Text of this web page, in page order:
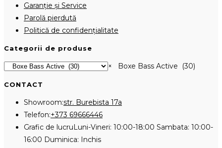
Garanție și Service
Parolă pierdută
Politică de confidențialitate
Categorii de produse
× Boxe Bass Active (30)
CONTACT
Showroom:str. Burebista 17a
Telefon:+373 69666446Opens
in
Grafic de lucruLuni-Vineri: 10:00-18:00 Sambata: 10:00-
16:00 Duminica: Inchis